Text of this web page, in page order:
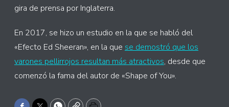
gira de prensa por Inglaterra.
En 2017, se hizo un estudio en la que se habló del
«Efecto Ed Sheeran», en la que se demostró que los
varones pellirrojos resultan más atractivos, desde que
comenzó la fama del autor de «Shape of You».